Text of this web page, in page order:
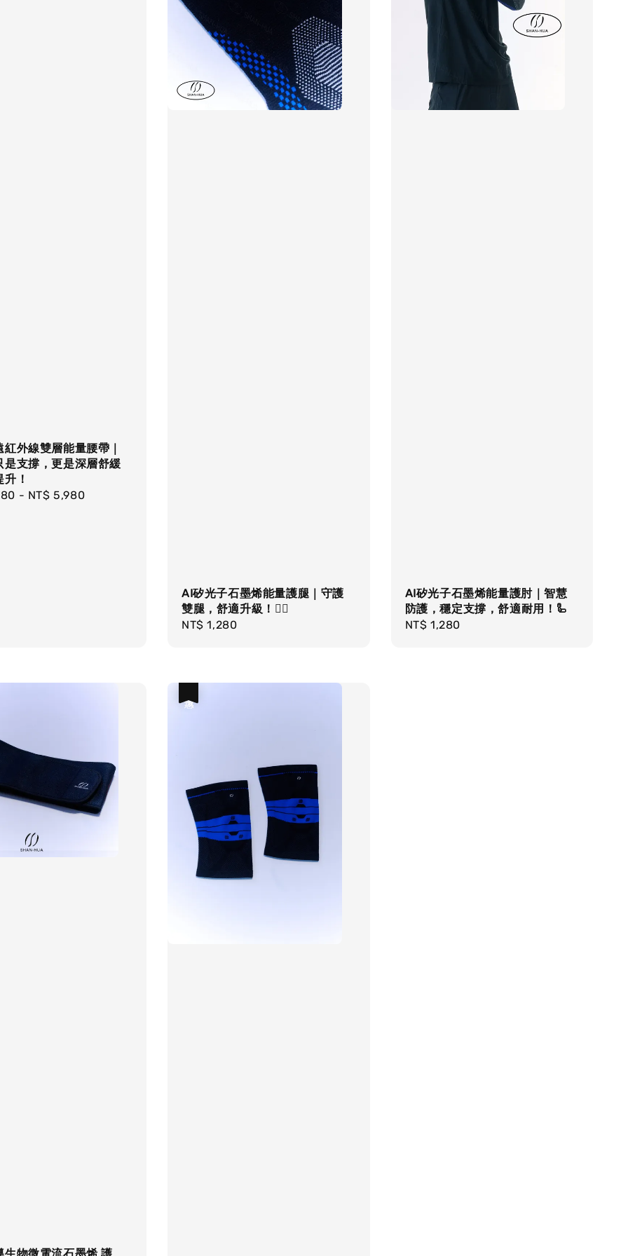
紅外線雙層能量腰帶｜
是支撐，更是深層舒緩
！
- NT$ 5,980
AI矽光子石墨烯能量護腿｜守護
雙腿，舒適升級！🏃‍♂️
Regular
NT$ 1,280
AI矽光子石墨烯能量護肘｜智慧
防護，穩定支撐，舒適耐用！🦾
Regular
NT$ 1,280
生物微電流石墨烯 護